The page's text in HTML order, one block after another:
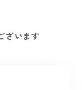
ざいます